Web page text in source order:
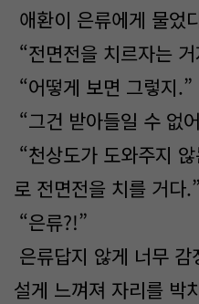
애환이 은류에게 물었
“전면전을 치르자는
“어떻게 보면 그렇지.”
“그건 받아들일 수 없
“천상도가 도와주지
로 전면전을 치를 거다.”
“은류?!”
은류답지 않게 너무
설게 느껴져 자리를 박